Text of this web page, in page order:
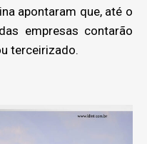
apontaram que, até o
empresas contarão
terceirizado.